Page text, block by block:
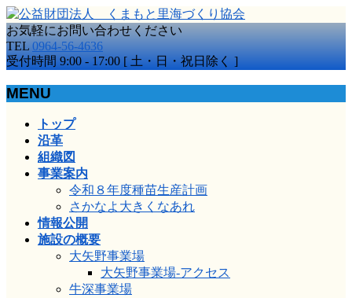
お気軽にお問い合わせください
TEL 0964-56-4636
受付時間 9:00 - 17:00 [ 土・日・祝日除く ]
MENU
トップ
沿革
組織図
事業案内
令和８年度種苗生産計画
さかなよ大きくなあれ
情報公開
施設の概要
大矢野事業場
大矢野事業場-アクセス
牛深事業場